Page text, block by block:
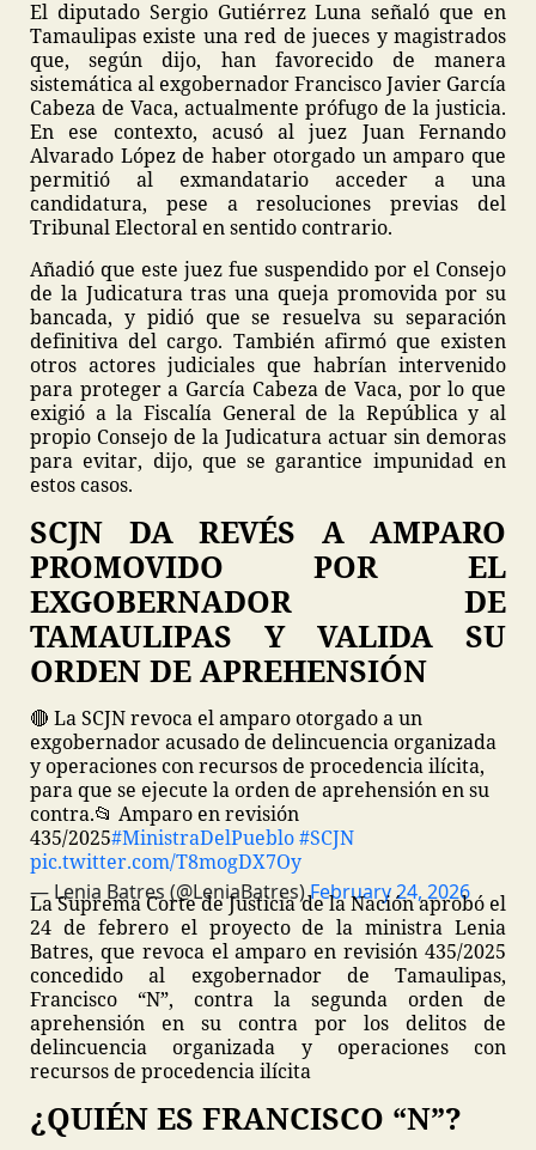
El diputado Sergio Gutiérrez Luna señaló que en
Tamaulipas existe una red de jueces y magistrados
que, según dijo, han favorecido de manera
sistemática al exgobernador Francisco Javier García
Cabeza de Vaca, actualmente prófugo de la justicia.
En ese contexto, acusó al juez Juan Fernando
Alvarado López de haber otorgado un amparo que
permitió al exmandatario acceder a una
candidatura, pese a resoluciones previas del
Tribunal Electoral en sentido contrario.
Añadió que este juez fue suspendido por el Consejo
de la Judicatura tras una queja promovida por su
bancada, y pidió que se resuelva su separación
definitiva del cargo. También afirmó que existen
otros actores judiciales que habrían intervenido
para proteger a García Cabeza de Vaca, por lo que
exigió a la Fiscalía General de la República y al
propio Consejo de la Judicatura actuar sin demoras
para evitar, dijo, que se garantice impunidad en
estos casos.
SCJN DA REVÉS A AMPARO
PROMOVIDO POR EL
EXGOBERNADOR DE
TAMAULIPAS Y VALIDA SU
ORDEN DE APREHENSIÓN
🔴 La SCJN revoca el amparo otorgado a un
exgobernador acusado de delincuencia organizada
y operaciones con recursos de procedencia ilícita,
para que se ejecute la orden de aprehensión en su
contra.📂 Amparo en revisión
435/2025#MinistraDelPueblo#SCJN
pic.twitter.com/T8mogDX7Oy
— Lenia Batres (@LeniaBatres)February 24, 2026
La Suprema Corte de Justicia de la Nación aprobó el
24 de febrero el proyecto de la ministra Lenia
Batres, que revoca el amparo en revisión 435/2025
concedido al exgobernador de Tamaulipas,
Francisco “N”, contra la segunda orden de
aprehensión en su contra por los delitos de
delincuencia organizada y operaciones con
recursos de procedencia ilícita
¿QUIÉN ES FRANCISCO “N”?